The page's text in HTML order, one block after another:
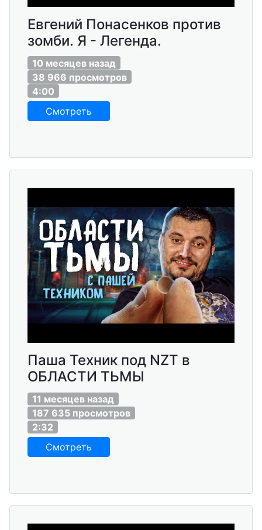
Евгений Понасенков против
зомби. Я - Легенда.
10 месяцев назад
38 966 просмотров
4:00
Смотреть
Паша Техник под NZT в
ОБЛАСТИ ТЬМЫ
11 месяцев назад
187 635 просмотров
2:32
Смотреть